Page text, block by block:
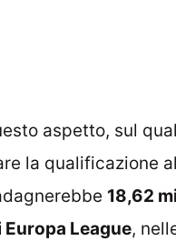
aspetto, sul
la qualificazione
18,62
Europa League,